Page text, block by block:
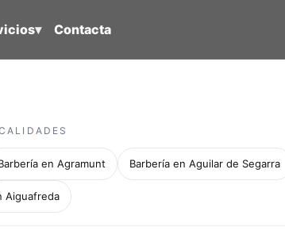
▾ Contacta
en Agramunt Barbería en Aguilar de Segarra
Aiguafreda